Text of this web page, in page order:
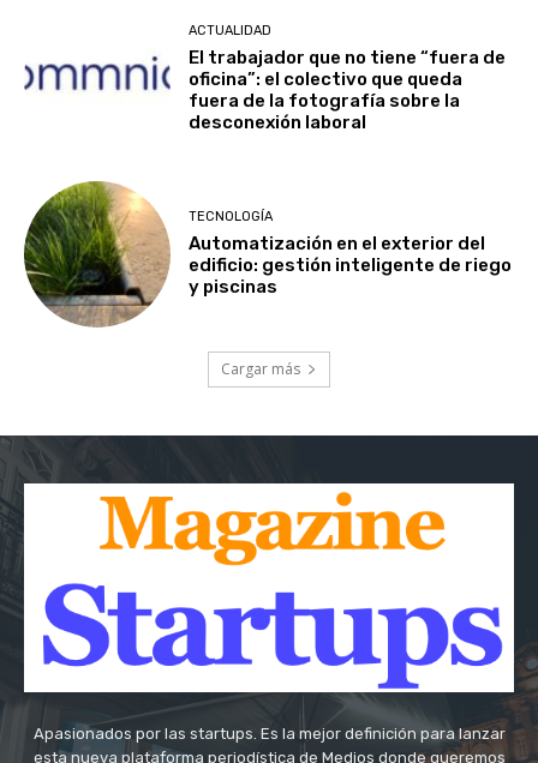
ACTUALIDAD
El trabajador que no tiene “fuera de
oficina”: el colectivo que queda
fuera de la fotografía sobre la
desconexión laboral
TECNOLOGÍA
Automatización en el exterior del
edificio: gestión inteligente de riego
y piscinas
Cargar más
Apasionados por las startups. Es la mejor definición para lanzar
esta nueva plataforma periodística de Medios donde queremos